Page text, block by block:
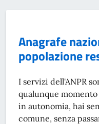
Anagrafe
popolazione
I servizi dell'ANPR
qualunque
in autonomia, hai
comune, senza